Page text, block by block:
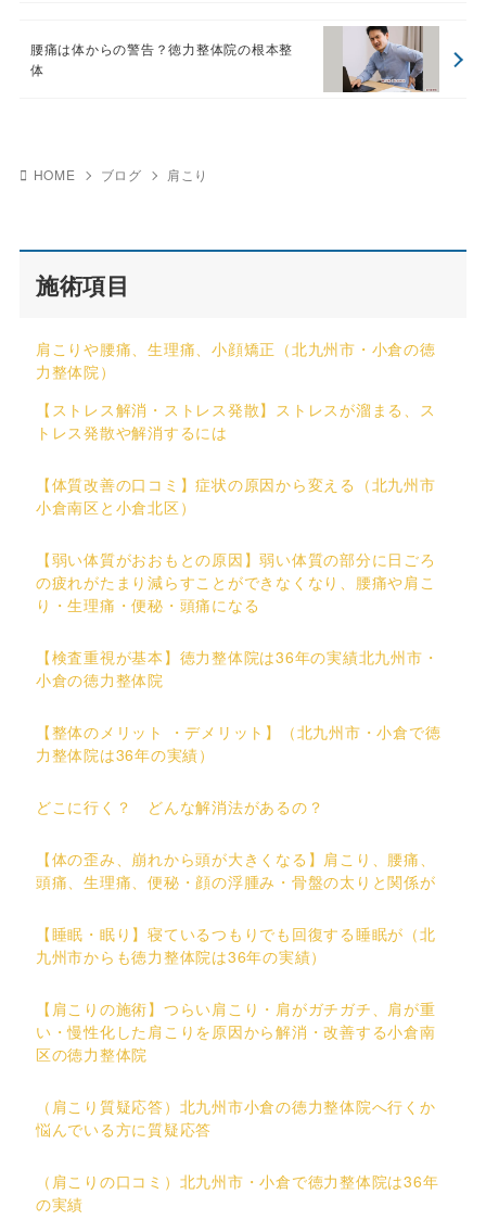
腰痛は体からの警告？徳力整体院の根本整
体
HOME ブログ 肩こり
施術項目
肩こりや腰痛、生理痛、小顔矯正（北九州市・小倉の徳
力整体院）
【ストレス解消・ストレス発散】ストレスが溜まる、ス
トレス発散や解消するには
【体質改善の口コミ】症状の原因から変える（北九州市
小倉南区と小倉北区）
【弱い体質がおおもとの原因】弱い体質の部分に日ごろ
の疲れがたまり減らすことができなくなり、腰痛や肩こ
り・生理痛・便秘・頭痛になる
【検査重視が基本】徳力整体院は36年の実績北九州市・
小倉の徳力整体院
【整体のメリット ・デメリット】（北九州市・小倉で徳
力整体院は36年の実績）
どこに行く？ どんな解消法があるの？
【体の歪み、崩れから頭が大きくなる】肩こり、腰痛、
頭痛、生理痛、便秘・顔の浮腫み・骨盤の太りと関係が
【睡眠・眠り】寝ているつもりでも回復する睡眠が（北
九州市からも徳力整体院は36年の実績）
【肩こりの施術】つらい肩こり・肩がガチガチ、肩が重
い・慢性化した肩こりを原因から解消・改善する小倉南
区の徳力整体院
（肩こり質疑応答）北九州市小倉の徳力整体院へ行くか
悩んでいる方に質疑応答
（肩こりの口コミ）北九州市・小倉で徳力整体院は36年
の実績